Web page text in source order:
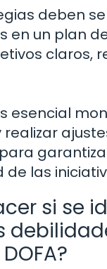
deben
en un plan
claros,
esencial
de las
si se